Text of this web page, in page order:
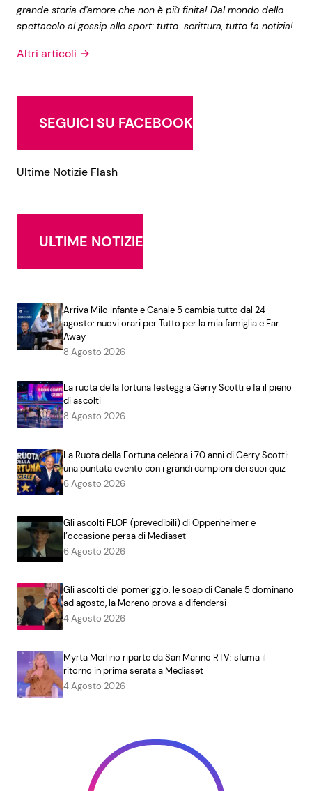
grande storia d'amore che non è più finita! Dal mondo dello
spettacolo al gossip allo sport: tutto scrittura, tutto fa notizia!
Altri articoli →
SEGUICI SU FACEBOOK
Ultime Notizie Flash
ULTIME NOTIZIE
Arriva Milo Infante e Canale 5 cambia tutto dal 24
agosto: nuovi orari per Tutto per la mia famiglia e Far
Away
8 Agosto 2026
La ruota della fortuna festeggia Gerry Scotti e fa il pieno
di ascolti
8 Agosto 2026
La Ruota della Fortuna celebra i 70 anni di Gerry Scotti:
una puntata evento con i grandi campioni dei suoi quiz
6 Agosto 2026
Gli ascolti FLOP (prevedibili) di Oppenheimer e
l’occasione persa di Mediaset
6 Agosto 2026
Gli ascolti del pomeriggio: le soap di Canale 5 dominano
ad agosto, la Moreno prova a difendersi
4 Agosto 2026
Myrta Merlino riparte da San Marino RTV: sfuma il
ritorno in prima serata a Mediaset
4 Agosto 2026